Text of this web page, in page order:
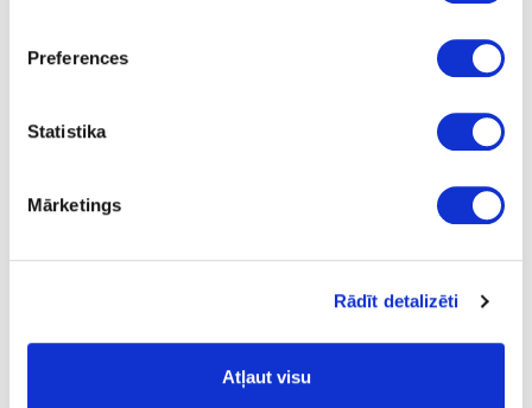
Preferences
Statistika
Mārketings
Rādīt detalizēti
Atļaut visu